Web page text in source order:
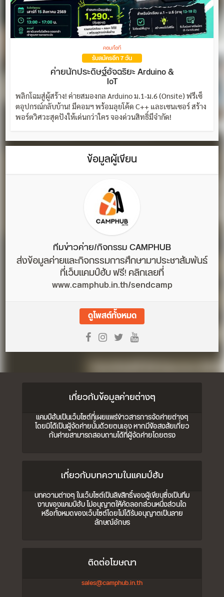
คอม/ไอที
รับสมัครอีก 7 วัน
ค่ายนักประดิษฐ์อัจฉริยะ Arduino &
IoT
พลิกโฉมสู่ผู้สร้าง! ค่ายสมองกล Arduino ม.1-ม.6 (Onsite) ฟรีเซ็
ตอุปกรณ์กลับบ้าน! มีคอมฯ พร้อมลุยโค้ด C++ และเซนเซอร์ สร้าง
พอร์ตวิศวะสุดปังให้เด่นกว่าใคร จองด่วนสิทธิ์มีจำกัด!
ข้อมูลผู้เขียน
ทีมข่าวค่าย/กิจกรรม CAMPHUB
ส่งข้อมูลค่ายและกิจกรรมการศึกษามาประชาสัมพันธ์
ที่เว็บแคมป์ฮับ ฟรี! คลิกเลยที่
www.camphub.in.th/sendcamp
ดูโพสต์ทั้งหมด
เกี่ยวกับข้อมูลค่ายต่างๆ
แคมป์ฮับเป็นเว็บไซต์ที่เผยแพร่ข่าวสารการจัดค่ายต่างๆ
โดยมิได้เป็นผู้จัดค่ายนั้นด้วยตนเอง หากมีข้อสงสัยเกี่ยว
กับค่ายสามารถสอบถามได้ที่ผู้จัดค่ายโดยตรง
เกี่ยวกับบทความในแคมป์ฮับ
บทความต่างๆ ในเว็บไซต์เป็นลิขสิทธิ์ของผู้เขียนซึ่งเป็นทีม
งานของแคมป์ฮับ ไม่อนุญาตให้คัดลอกส่วนหนึ่งส่วนใด
หรือทั้งหมดของเว็บไซต์โดยไม่ได้รับอนุญาตเป็นลาย
ลักษณ์อักษร
ติดต่อโฆษณา
sales@camphub.in.th